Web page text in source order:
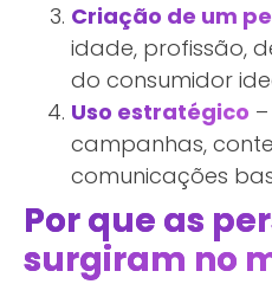
Criação de um
idade, profissão,
do consumidor
Uso estratégico
campanhas,
comunicações
Por que as
surgiram no